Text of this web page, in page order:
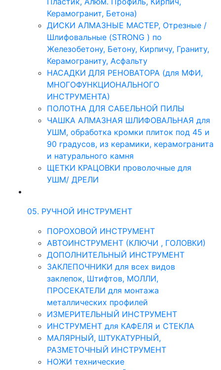
Керамогранит, Бетона)
ДИСКИ АЛМАЗНЫЕ МАСТЕР, Отрезные /
Шлифовальные (STRONG ) по
Железобетону, Бетону, Кирпичу, Граниту,
Керамограниту, Асфальту
НАСАДКИ ДЛЯ РЕНОВАТОРА (для МФИ,
МНОГОФУНКЦИОНАЛЬНОГО
ИНСТРУМЕНТА)
ПОЛОТНА ДЛЯ САБЕЛЬНОЙ ПИЛЫ
ЧАШКА АЛМАЗНАЯ ШЛИФОВАЛЬНАЯ для
УШМ, обработка кромки плиток под 45 и
90 градусов, из керамики, керамогранита
и натурального камня
ЩЕТКИ КРАЦОВКИ проволочные для
УШМ/ ДРЕЛИ
05. РУЧНОЙ ИНСТРУМЕНТ
ПОРОХОВОЙ ИНСТРУМЕНТ
АВТОИНСТРУМЕНТ (КЛЮЧИ , ГОЛОВКИ)
ДОПОЛНИТЕЛЬНЫЙ ИНСТРУМЕНТ
ЗАКЛЕПОЧНИКИ для всех видов
заклепок, Штифтов, МОЛЛИ,
ПРОСЕКАТЕЛИ для монтажа
металлических профилей
ИЗМЕРИТЕЛЬНЫЙ ИНСТРУМЕНТ
ИНСТРУМЕНТ для КАФЕЛЯ и СТЕКЛА
МАЛЯРНЫЙ, ШТУКАТУРНЫЙ,
РАЗМЕТОЧНЫЙ ИНСТРУМЕНТ
НОЖИ технические